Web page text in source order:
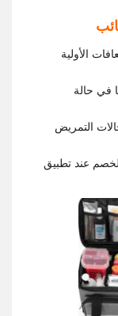
الأولية
في حالة
التمريض
عند تطبيق